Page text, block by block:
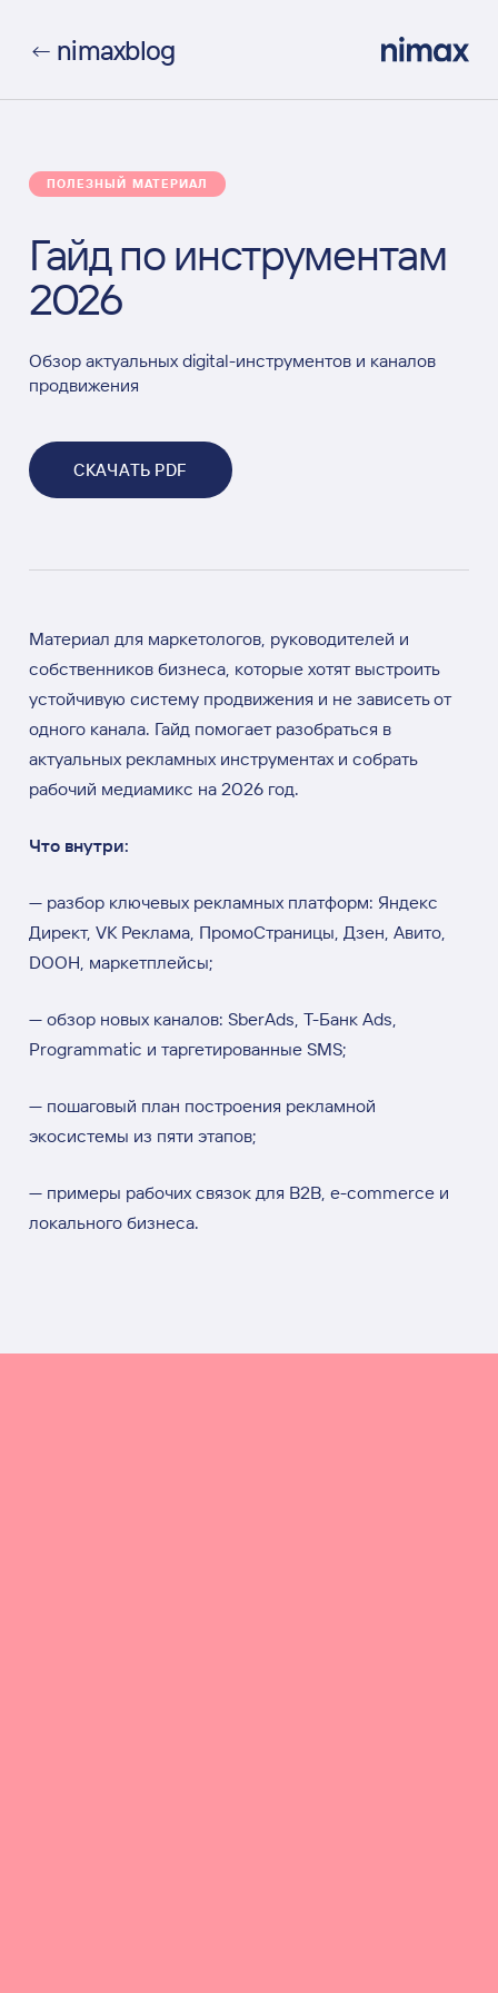
← nimaxblog
ПОЛЕЗНЫЙ МАТЕРИАЛ
Гайд по инструментам
2026
Обзор актуальных digital-инструментов и каналов
продвижения
СКАЧАТЬ PDF
Материал для маркетологов, руководителей и
собственников бизнеса, которые хотят выстроить
устойчивую систему продвижения и не зависеть от
одного канала. Гайд помогает разобраться в
актуальных рекламных инструментах и собрать
рабочий медиамикс на 2026 год.
Что внутри:
— разбор ключевых рекламных платформ: Яндекс
Директ, VK Реклама, ПромоСтраницы, Дзен, Авито,
DOOH, маркетплейсы;
— обзор новых каналов: SberAds, Т-Банк Ads,
Programmatic и таргетированные SMS;
— пошаговый план построения рекламной
экосистемы из пяти этапов;
— примеры рабочих связок для B2B, e-commerce и
локального бизнеса.